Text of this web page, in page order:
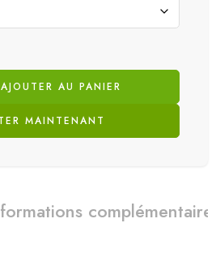
AJOUTER AU PANIER
MAINTENANT